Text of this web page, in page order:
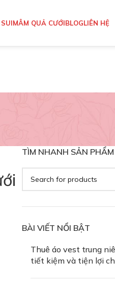
MÂM QUẢ CƯỚIBLOGLIÊN HỆ
TÌM NHANH SẢN PHẨM
BÀI VIẾT NỔI BẬT
Thuê áo vest trung
tiết kiệm và tiện lợi